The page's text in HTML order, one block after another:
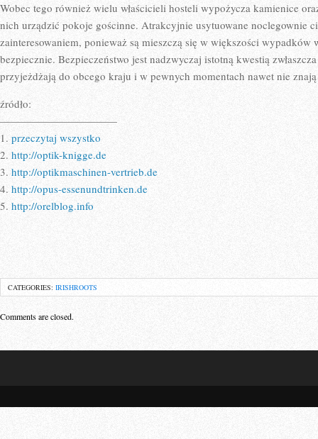
Wobec tego również wielu właścicieli hosteli wypożycza kamienice
nich urządzić pokoje gościnne. Atrakcyjnie usytuowane noclegownie
zainteresowaniem, ponieważ są mieszczą się w większości wypadków
bezpiecznie. Bezpieczeństwo jest nadzwyczaj istotną kwestią
przyjeżdżają do obcego kraju i w pewnych momentach nawet nie
źródło:
———————————
1. przeczytaj wszystko
2. http://optik-knigge.de
3. http://optikmaschinen-vertrieb.de
4. http://opus-essenundtrinken.de
5. http://orelblog.info
CATEGORIES: IRISHROOTS
Comments are closed.